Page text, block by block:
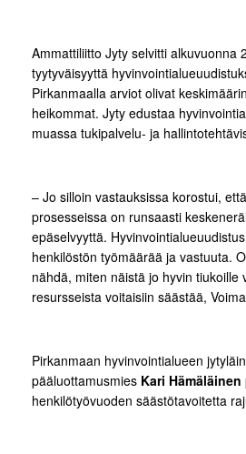
Ammattiliitto Jyty selvitti alkuvuonna
tyytyväisyyttä
Pirkanmaalla arviot olivat
heikommat. Jyty edustaa
muassa tukipalvelu- ja
– Jo silloin vastauksissa korostui,
prosesseissa on runsaasti
epäselvyyttä.
henkilöstön työmäärää ja vastuuta.
nähdä, miten näistä jo hyvin tiukoille
resursseista voitaisiin säästää,
Pirkanmaan hyvinvointialueen
pääluottamusmies Kari Hämäläinen
henkilötyövuoden säästötavoitetta